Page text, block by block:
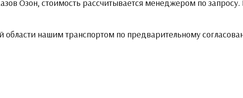
Озон, стоимость рассчитывается менеджером по
нашим транспортом по предварительному